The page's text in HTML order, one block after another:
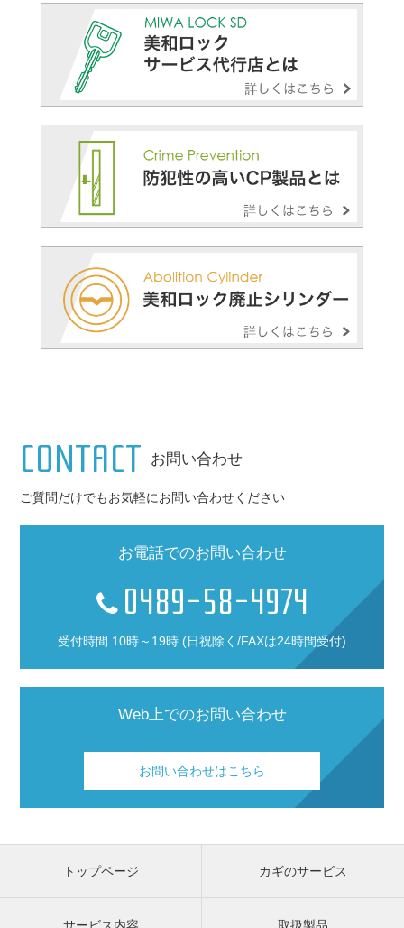
CONTACT お問い合わせ
ご質問だけでもお気軽にお問い合わせください
お電話でのお問い合わせ
0489-58-4974
受付時間 10時～19時 (日祝除く/FAXは24時間受付)
Web上でのお問い合わせ
お問い合わせはこちら
トップページ カギのサービス